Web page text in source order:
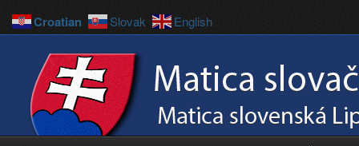
Croatian Slovak English